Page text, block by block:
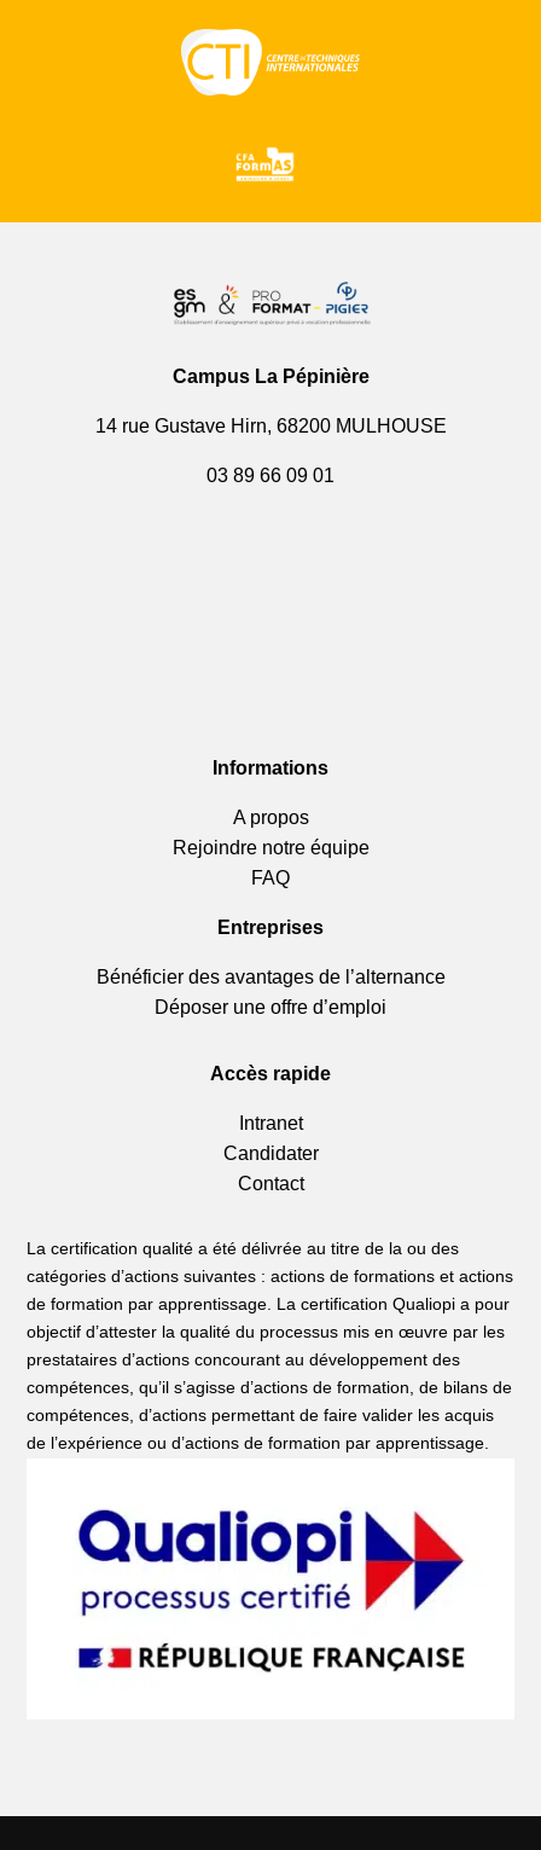
Campus La Pépinière
14 rue Gustave Hirn, 68200 MULHOUSE
03 89 66 09 01
Informations
A propos
Rejoindre notre équipe
FAQ
Entreprises
Bénéficier des avantages de l’alternance
Déposer une offre d’emploi
Accès rapide
Intranet
Candidater
Contact
La certification qualité a été délivrée au titre de la ou des
catégories d’actions suivantes : actions de formations et actions
de formation par apprentissage. La certification Qualiopi a pour
objectif d’attester la qualité du processus mis en œuvre par les
prestataires d’actions concourant au développement des
compétences, qu’il s’agisse d’actions de formation, de bilans de
compétences, d’actions permettant de faire valider les acquis
de l’expérience ou d’actions de formation par apprentissage.